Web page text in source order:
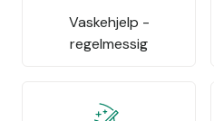
Vaskehjelp -
regelmessig